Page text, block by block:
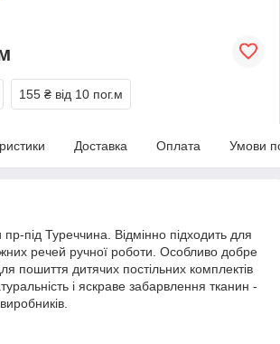
155 ₴ від 10 пог.м
Доставка Оплата Умови
пр-під Туреччина. Відмінно підходить для
речей ручної роботи. Особливо добре
пошиття дитячих постільних комплектів
і яскраве забарвлення тканин -